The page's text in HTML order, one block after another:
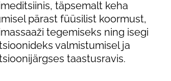
täpsemalt keha
pärast füüsilist koormust,
tegemiseks ning isegi
valmistumisel ja
taastusravis.